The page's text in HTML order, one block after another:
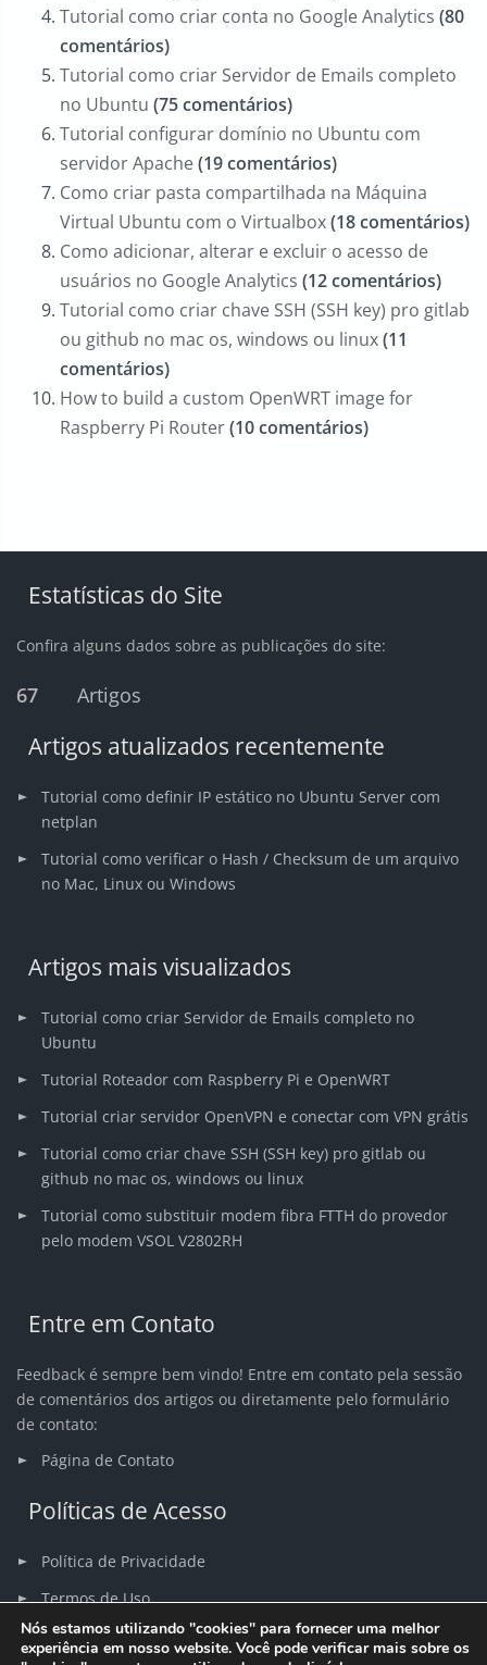
Tutorial como criar conta no Google Analytics (80
comentários)
Tutorial como criar Servidor de Emails completo
no Ubuntu (75 comentários)
Tutorial configurar domínio no Ubuntu com
servidor Apache(19 comentários)
Como criar pasta compartilhada na Máquina
Virtual Ubuntu com o Virtualbox(18 comentários)
Como adicionar, alterar e excluir o acesso de
usuários no Google Analytics (12 comentários)
Tutorial como criar chave SSH (SSH key) pro gitlab
ou github no mac os, windows ou linux(11
comentários)
How to build a custom OpenWRT image for
Raspberry Pi Router(10 comentários)
Estatísticas do Site
Confira alguns dados sobre as publicações do site:
67 Artigos
Artigos atualizados recentemente
Tutorial como definir IP estático no Ubuntu Server com
netplan
Tutorial como verificar o Hash / Checksum de um arquivo
no Mac, Linux ou Windows
Artigos mais visualizados
Tutorial como criar Servidor de Emails completo no
Ubuntu
Tutorial Roteador com Raspberry Pi e OpenWRT
Tutorial criar servidor OpenVPN e conectar com VPN grátis
Tutorial como criar chave SSH (SSH key) pro gitlab ou
github no mac os, windows ou linux
Tutorial como substituir modem fibra FTTH do provedor
pelo modem VSOL V2802RH
Entre em Contato
Feedback é sempre bem vindo! Entre em contato pela sessão
de comentários dos artigos ou diretamente pelo formulário
de contato:
Página de Contato
Políticas de Acesso
Política de Privacidade
Termos de Uso
Sitemap
Nós estamos utilizando "cookies" para fornecer uma melhor
experiência em nosso website. Você pode verificar mais sobre os